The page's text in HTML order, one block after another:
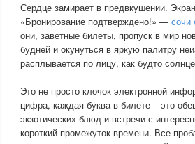
Сердце замирает в предвкушении.
«Бронирование подтверждено!» — сочи
они, заветные билеты, пропуск в мир
будней и окунуться в яркую палитру
расплывается по лицу, как будто
Это не просто клочок электронной
цифра, каждая буква в билете – это
экзотических блюд и встречи с
короткий промежуток времени. Все